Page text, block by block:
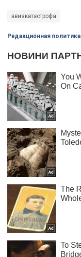
авиакатастрофа
Редакционная политика